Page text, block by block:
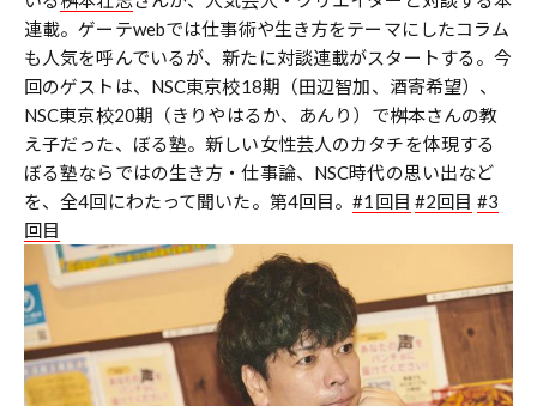
連載。ゲーテwebでは仕事術や生き方をテーマにしたコラム
も人気を呼んでいるが、新たに対談連載がスタートする。今
回のゲストは、NSC東京校18期（田辺智加、酒寄希望）、
NSC東京校20期（きりやはるか、あんり）で桝本さんの教
え子だった、ぼる塾。新しい女性芸人のカタチを体現する
ぼる塾ならではの生き方・仕事論、NSC時代の思い出など
を、全4回にわたって聞いた。第4回目。#1回目 #2回目 #3
回目